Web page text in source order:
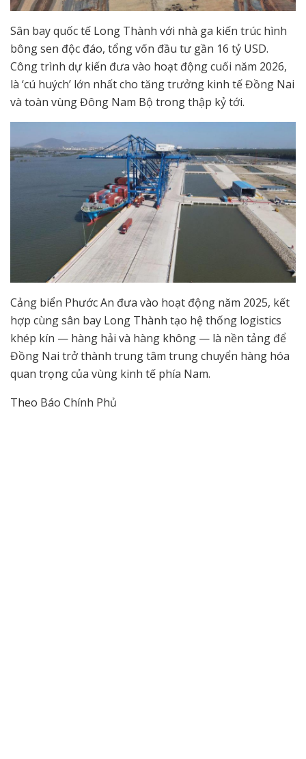
Sân bay quốc tế Long Thành với nhà ga kiến trúc hình
bông sen độc đáo, tổng vốn đầu tư gần 16 tỷ USD.
Công trình dự kiến đưa vào hoạt động cuối năm 2026,
là ‘cú huých’ lớn nhất cho tăng trưởng kinh tế Đồng Nai
và toàn vùng Đông Nam Bộ trong thập kỷ tới.
Cảng biển Phước An đưa vào hoạt động năm 2025, kết
hợp cùng sân bay Long Thành tạo hệ thống logistics
khép kín — hàng hải và hàng không — là nền tảng để
Đồng Nai trở thành trung tâm trung chuyển hàng hóa
quan trọng của vùng kinh tế phía Nam.
Theo Báo Chính Phủ